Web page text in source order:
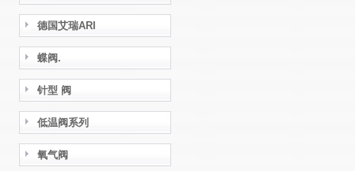
德国艾瑞ARI
蝶阀.
针型 阀
低温阀系列
氧气阀